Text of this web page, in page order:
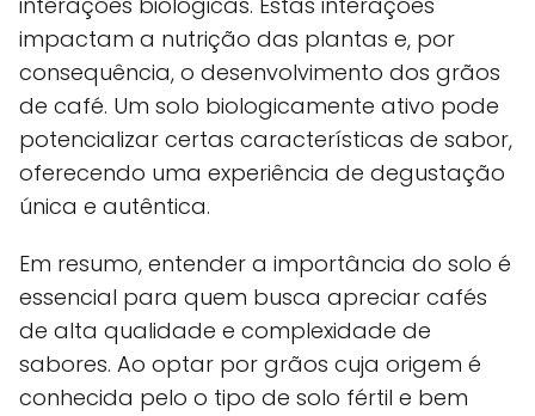
impactam a nutrição das plantas e, por
consequência, o desenvolvimento dos grãos
de café. Um solo biologicamente ativo pode
potencializar certas características de sabor,
oferecendo uma experiência de degustação
única e autêntica.
Em resumo, entender a importância do solo é
essencial para quem busca apreciar cafés
de alta qualidade e complexidade de
sabores. Ao optar por grãos cuja origem é
conhecida pelo o tipo de solo fértil e bem